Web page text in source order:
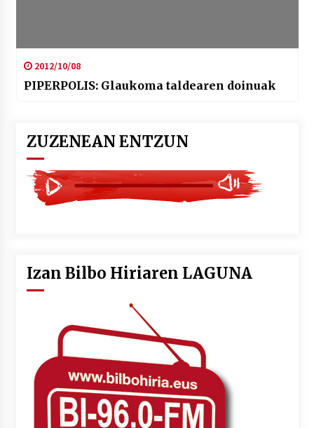
2012/10/08
PIPERPOLIS: Glaukoma taldearen doinuak
ZUZENEAN ENTZUN
Izan Bilbo Hiriaren LAGUNA